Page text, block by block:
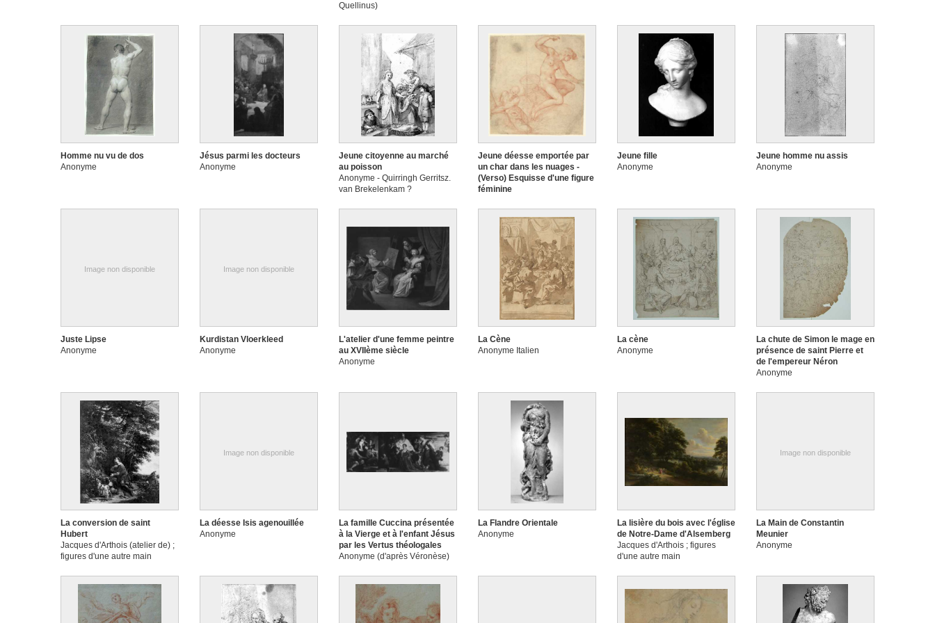
Quellinus)
Homme nu vu de dos
Anonyme
Jésus parmi les docteurs
Anonyme
Jeune citoyenne au marché
au poisson
Anonyme - Quirringh Gerritsz.
van Brekelenkam ?
Jeune déesse emportée par
un char dans les nuages -
(Verso) Esquisse d'une figure
féminine
Jeune fille
Anonyme
Jeune homme nu assis
Anonyme
Image non disponible
Juste Lipse
Anonyme
Image non disponible
Kurdistan Vloerkleed
Anonyme
L'atelier d'une femme peintre
au XVIIème siècle
Anonyme
La Cène
Anonyme Italien
La cène
Anonyme
La chute de Simon le mage en
présence de saint Pierre et
de l'empereur Néron
Anonyme
La conversion de saint
Hubert
Jacques d'Arthois (atelier de) ;
figures d'une autre main
Image non disponible
La déesse Isis agenouillée
Anonyme
La famille Cuccina présentée
à la Vierge et à l'enfant Jésus
par les Vertus théologales
Anonyme (d'après Véronèse)
La Flandre Orientale
Anonyme
La lisière du bois avec l'église
de Notre-Dame d'Alsemberg
Jacques d'Arthois ; figures
d'une autre main
Image non disponible
La Main de Constantin
Meunier
Anonyme